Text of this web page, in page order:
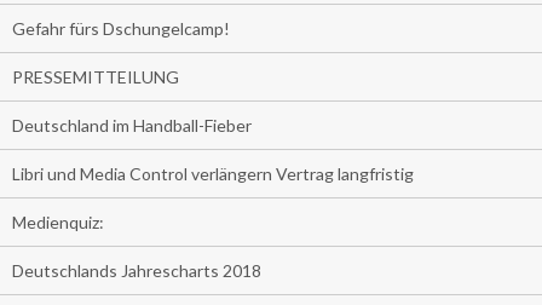
Gefahr fürs Dschungelcamp!
PRESSEMITTEILUNG
Deutschland im Handball-Fieber
Libri und Media Control verlängern Vertrag langfristig
Medienquiz:
Deutschlands Jahrescharts 2018